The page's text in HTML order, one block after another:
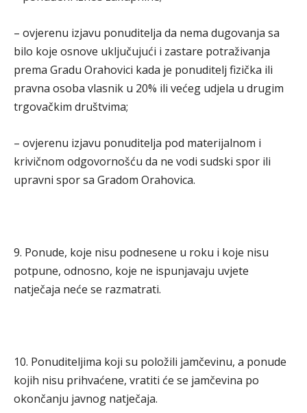
– ovjerenu izjavu ponuditelja da nema dugovanja sa
bilo koje osnove uključujući i zastare potraživanja
prema Gradu Orahovici kada je ponuditelj fizička ili
pravna osoba vlasnik u 20% ili većeg udjela u drugim
trgovačkim društvima;
– ovjerenu izjavu ponuditelja pod materijalnom i
krivičnom odgovornošću da ne vodi sudski spor ili
upravni spor sa Gradom Orahovica.
9. Ponude, koje nisu podnesene u roku i koje nisu
potpune, odnosno, koje ne ispunjavaju uvjete
natječaja neće se razmatrati.
10. Ponuditeljima koji su položili jamčevinu, a ponude
kojih nisu prihvaćene, vratiti će se jamčevina po
okončanju javnog natječaja.